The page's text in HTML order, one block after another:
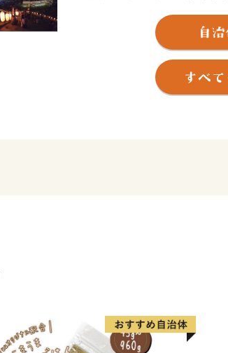
吉川市は埼玉県南東部に位
中川と江戸川という大きな
都心から２５ｋｍ以内と
年々人口が増加しています
歴史上の著名人なども食し
また、稲作をはじめとする